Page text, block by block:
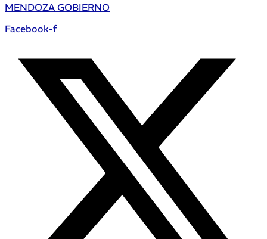
MENDOZA GOBIERNO
Facebook-f